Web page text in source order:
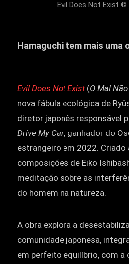
Evil Does Not Exist ©
Hamaguchi tem mais uma
Evil Does Not Exist(O Mal
nova fábula ecológica de
diretor japonês responsável
Drive My Car, ganhador do
estrangeiro em 2022. Criado
composições de Eiko
meditação sobre as
do homem na natureza.
A obra explora a
comunidade japonesa,
em perfeito equilíbrio, com a